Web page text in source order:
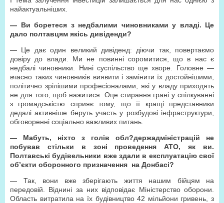
найактуальніших.
— Ви боретеся з недбалими чиновниками у владі. Це
дало полтавцям якісь дивіденди?
— Це дає один великий дивіденд: діючи так, повертаємо
довіру до влади. Ми не повинні соромитися, що в нас є
недбалі чиновники. Нині суспільство ще хворе. Головне —
вчасно таких чиновників виявити і замінити їх достойнішими,
політично зрілішими професіоналами, які у владу приходять
не для того, щоб нажитися. Оце стирання грані у спілкуванні
з громадськістю сприяє тому, що її кращі представники
дедалі активніше беруть участь у розбудові інфраструктури,
обговоренні соціально важливих питань.
— Мабуть, ніхто з голів обл?держадміністрацій не
побував стільки в зоні проведення АТО, як ви.
Полтавські будівельники вже здали в експлуатацію свої
об’єкти оборонного призначення на Донбасі?
— Так, вони вже зберігають життя нашим бійцям на
передовій. Віднині за них відповідає Міністерство оборони.
Область витратила на їх будівництво 42 мільйони гривень, з